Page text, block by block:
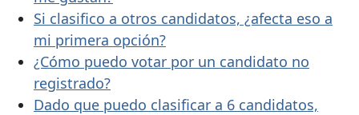
Si clasifico a otros candidatos, ¿afecta eso a
mi primera opción?
¿Cómo puedo votar por un candidato no
registrado?
Dado que puedo clasificar a 6 candidatos,